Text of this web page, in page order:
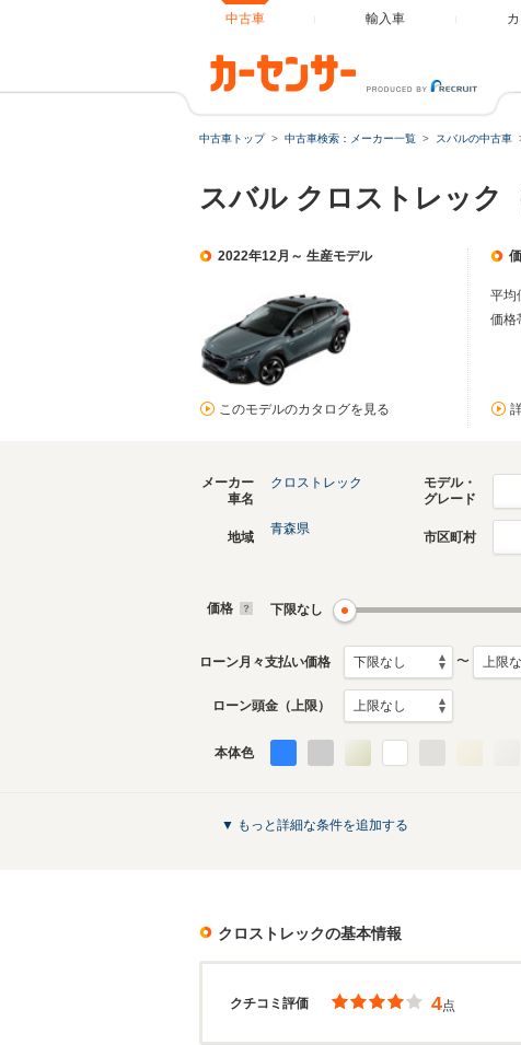
中古車 輸入車
中古車トップ 中古車検索：メーカー一覧 スバルの中古車
スバル クロストレック
2022年12月～ 生産モデル
このモデルのカタログを見る
平均
価格
メーカー
車名
クロストレック
モデル・
グレード
地域
青森県
市区町村
価格 下限なし
ローン月々支払い価格 〜
ローン頭金（上限）
本体色
▼ もっと詳細な条件を追加する
クロストレックの基本情報
クチコミ評価 4点